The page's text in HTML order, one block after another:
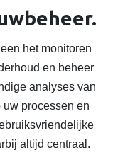
het monitoren
en beheer
analyses van
uw processen en
altijd centraal.